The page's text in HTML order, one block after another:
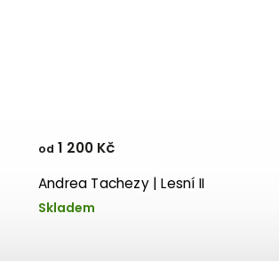
Andrea Tachezy | Lesní II
Skladem
od 1 200 Kč